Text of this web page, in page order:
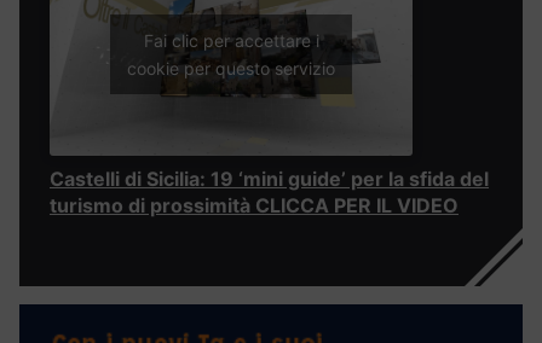
Fai clic per accettare i
cookie per questo servizio
Castelli di Sicilia: 19 ‘mini guide’ per la sfida del
turismo di prossimità CLICCA PER IL VIDEO